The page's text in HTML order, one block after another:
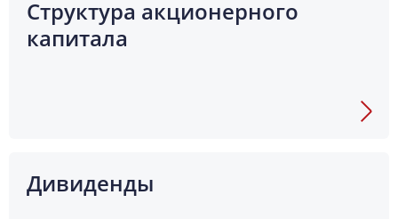
Структура акционерного
капитала
Дивиденды